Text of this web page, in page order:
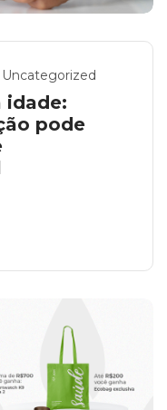
Uncategorized
idade:
pode